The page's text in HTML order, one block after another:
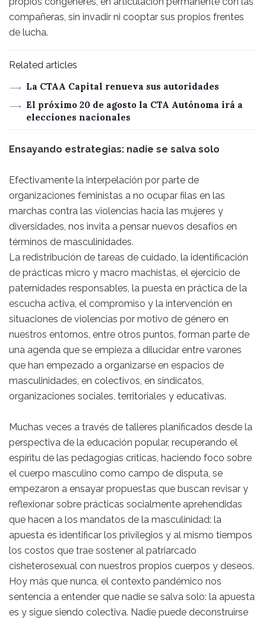
compañeras, sin invadir ni cooptar sus propios frentes
de lucha.
Related articles
La CTAA Capital renueva sus autoridades
El próximo 20 de agosto la CTA Autónoma irá a
elecciones nacionales
Ensayando estrategias: nadie se salva solo
Efectivamente la interpelación por parte de
organizaciones feministas a no ocupar filas en las
marchas contra las violencias hacia las mujeres y
diversidades, nos invita a pensar nuevos desafíos en
términos de masculinidades.
La redistribución de tareas de cuidado, la identificación
de prácticas micro y macro machistas, el ejercicio de
paternidades responsables, la puesta en práctica de la
escucha activa, el compromiso y la intervención en
situaciones de violencias por motivo de género en
nuestros entornos, entre otros puntos, forman parte de
una agenda que se empieza a dilucidar entre varones
que han empezado a organizarse en espacios de
masculinidades, en colectivos, en sindicatos,
organizaciones sociales, territoriales y educativas.
Muchas veces a través de talleres planificados desde la
perspectiva de la educación popular, recuperando el
espíritu de las pedagogías críticas, haciendo foco sobre
el cuerpo masculino como campo de disputa, se
empezaron a ensayar propuestas que buscan revisar y
reflexionar sobre prácticas socialmente aprehendidas
que hacen a los mandatos de la masculinidad: la
apuesta es identificar los privilegios y al mismo tiempos
los costos que trae sostener al patriarcado
cisheterosexual con nuestros propios cuerpos y deseos.
Hoy más que nunca, el contexto pandémico nos
sentencia a entender que nadie se salva solo: la apuesta
es y sigue siendo colectiva. Nadie puede deconstruirse